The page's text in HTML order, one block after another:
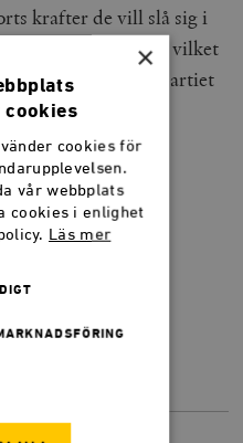
krafter de vill slå sig i
väljarna förstå vilket
och Miljöpartiet
konsult på The
×
cookies
cookies för
vår webbplats
cookies i enlighet
Läs mer